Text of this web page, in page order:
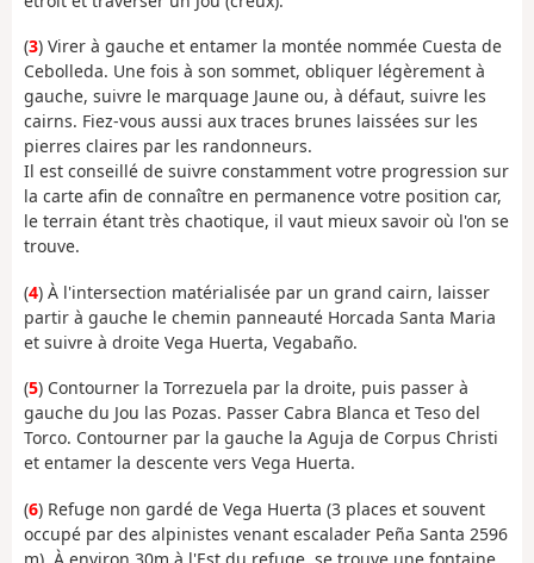
(3) Virer à gauche et entamer la montée nommée Cuesta de
Cebolleda. Une fois à son sommet, obliquer légèrement à
gauche, suivre le marquage Jaune ou, à défaut, suivre les
cairns. Fiez-vous aussi aux traces brunes laissées sur les
pierres claires par les randonneurs.
Il est conseillé de suivre constamment votre progression sur
la carte afin de connaître en permanence votre position car,
le terrain étant très chaotique, il vaut mieux savoir où l'on se
trouve.
(4) À l'intersection matérialisée par un grand cairn, laisser
partir à gauche le chemin panneauté Horcada Santa Maria
et suivre à droite Vega Huerta, Vegabaño.
(5) Contourner la Torrezuela par la droite, puis passer à
gauche du Jou las Pozas. Passer Cabra Blanca et Teso del
Torco. Contourner par la gauche la Aguja de Corpus Christi
et entamer la descente vers Vega Huerta.
(6) Refuge non gardé de Vega Huerta (3 places et souvent
occupé par des alpinistes venant escalader Peña Santa 2596
m). À environ 30m à l'Est du refuge, se trouve une fontaine